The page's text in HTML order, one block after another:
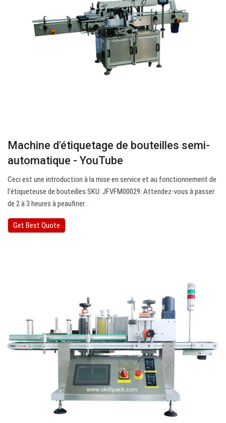
Machine d'étiquetage de bouteilles semi-
automatique - YouTube
Ceci est une introduction à la mise en service et au fonctionnement de
l'étiqueteuse de bouteilles SKU: JFVFM00029. Attendez-vous à passer
de 2 à 3 heures à peaufiner…
Get Best Quote